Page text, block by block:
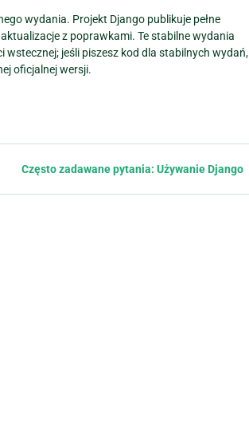
wydania. Projekt Django publikuje pełne
z poprawkami. Te stabilne wydania
jeśli piszesz kod dla stabilnych wydań,
oficjalnej wersji.
Często zadawane pytania: Używanie Django